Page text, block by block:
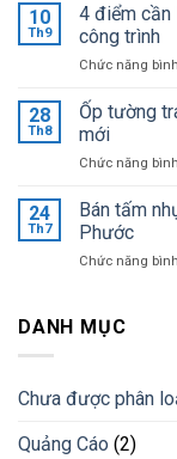
10
Th9
4 điểm cần
công trình
Chức năng
28
Th8
Ốp tường
mới
Chức năng
24
Th7
Bán tấm
Phước
Chức năng
DANH MỤC
Chưa được phân
Quảng Cáo (2)